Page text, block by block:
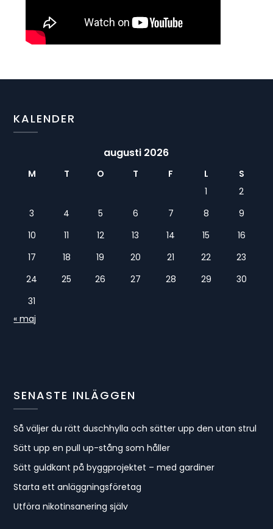
KALENDER
augusti 2026
M T O T F L
S
1
2
3
4 5 6 7 8
9
10
11 12 13 14 15
16
17
18 19 20 21 22
23
24
25 26 27 28 29
30
31
« maj
SENASTE INLÄGGEN
Så väljer du rätt duschhylla och sätter upp den utan strul
Sätt upp en pull up-stång som håller
Sätt guldkant på byggprojektet – med gardiner
Starta ett anläggningsföretag
Utföra nikotinsanering själv